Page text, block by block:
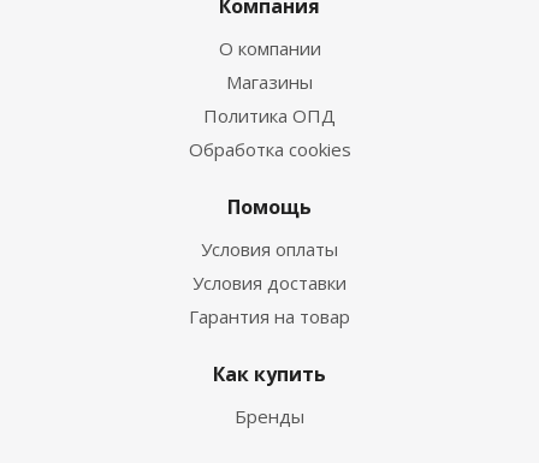
Компания
О компании
Магазины
Политика ОПД
Обработка cookies
Помощь
Условия оплаты
Условия доставки
Гарантия на товар
Как купить
Бренды